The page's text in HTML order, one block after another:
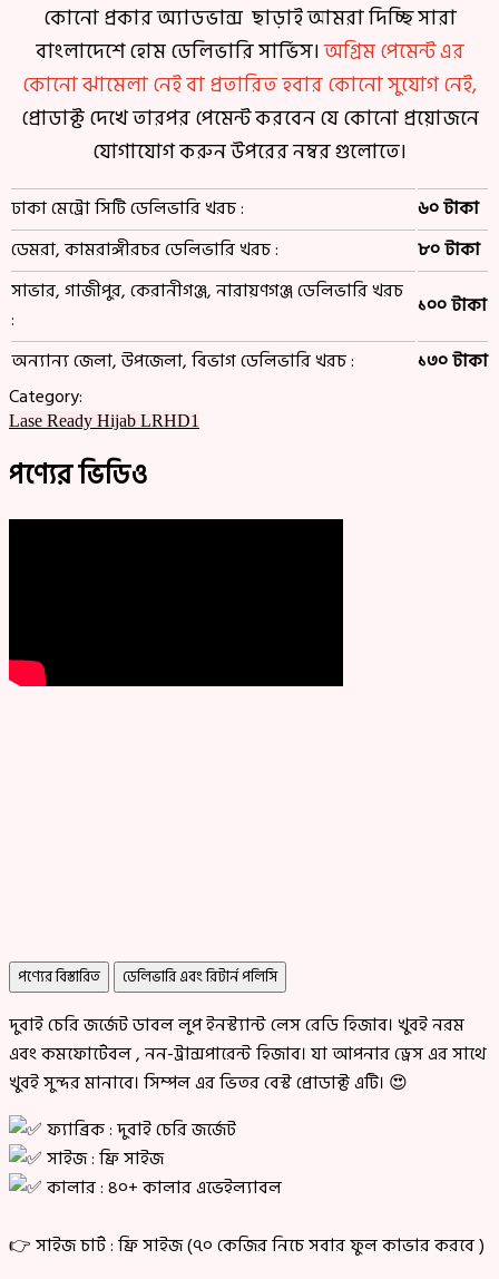
কোনো প্রকার অ্যাডভান্স ছাড়াই আমরা দিচ্ছি সারা
বাংলাদেশে হোম ডেলিভারি সার্ভিস।অগ্রিম পেমেন্ট এর
কোনো ঝামেলা নেই বা প্রতারিত হবার কোনো সুযোগ নেই,
প্রোডাক্ট দেখে তারপর পেমেন্ট করবেন যে কোনো প্রয়োজনে
যোগাযোগ করুন উপরের নম্বর গুলোতে।
ঢাকা মেট্রো সিটি ডেলিভারি খরচ :
৬০ টাকা
ডেমরা, কামরাঙ্গীরচর ডেলিভারি খরচ :
৮০ টাকা
সাভার, গাজীপুর, কেরানীগঞ্জ, নারায়ণগঞ্জ ডেলিভারি খরচ
:
১০০ টাকা
অন্যান্য জেলা, উপজেলা, বিভাগ ডেলিভারি খরচ :
১৩০ টাকা
Category:
Lase Ready Hijab LRHD1
পণ্যের ভিডিও
পণ্যের বিস্তারিত ডেলিভারি এবং রিটার্ন পলিসি
দুবাই চেরি জর্জেট ডাবল লুপ ইনস্ট্যান্ট লেস রেডি হিজাব। খুবই নরম
এবং কমফোর্টেবল , নন-ট্রান্সপারেন্ট হিজাব। যা আপনার ড্রেস এর সাথে
খুবই সুন্দর মানাবে। সিম্পল এর ভিতর বেস্ট প্রোডাক্ট এটি। 😍
ফ্যাব্রিক : দুবাই চেরি জর্জেট
সাইজ : ফ্রি সাইজ
কালার : ৪০+ কালার এভেইল্যাবল
👉 সাইজ চার্ট : ফ্রি সাইজ (৭০ কেজির নিচে সবার ফুল কাভার করবে )